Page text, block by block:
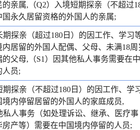
亲属,（Q2）入境短期探亲（不超过
国永久居留资格的外国人的亲属;
期探亲（超过180日）的因工作、学习
居留的外国人配偶、父母、未满18周
父母,（S1）因其他私人事务需要在中
人员;
期探亲（不超过180日）的因工作、学
内停留居留的外国人的家庭成员,
私人事务（如处理诉讼、继承、医疗事
房产等）需要在中国境内停留的人员;